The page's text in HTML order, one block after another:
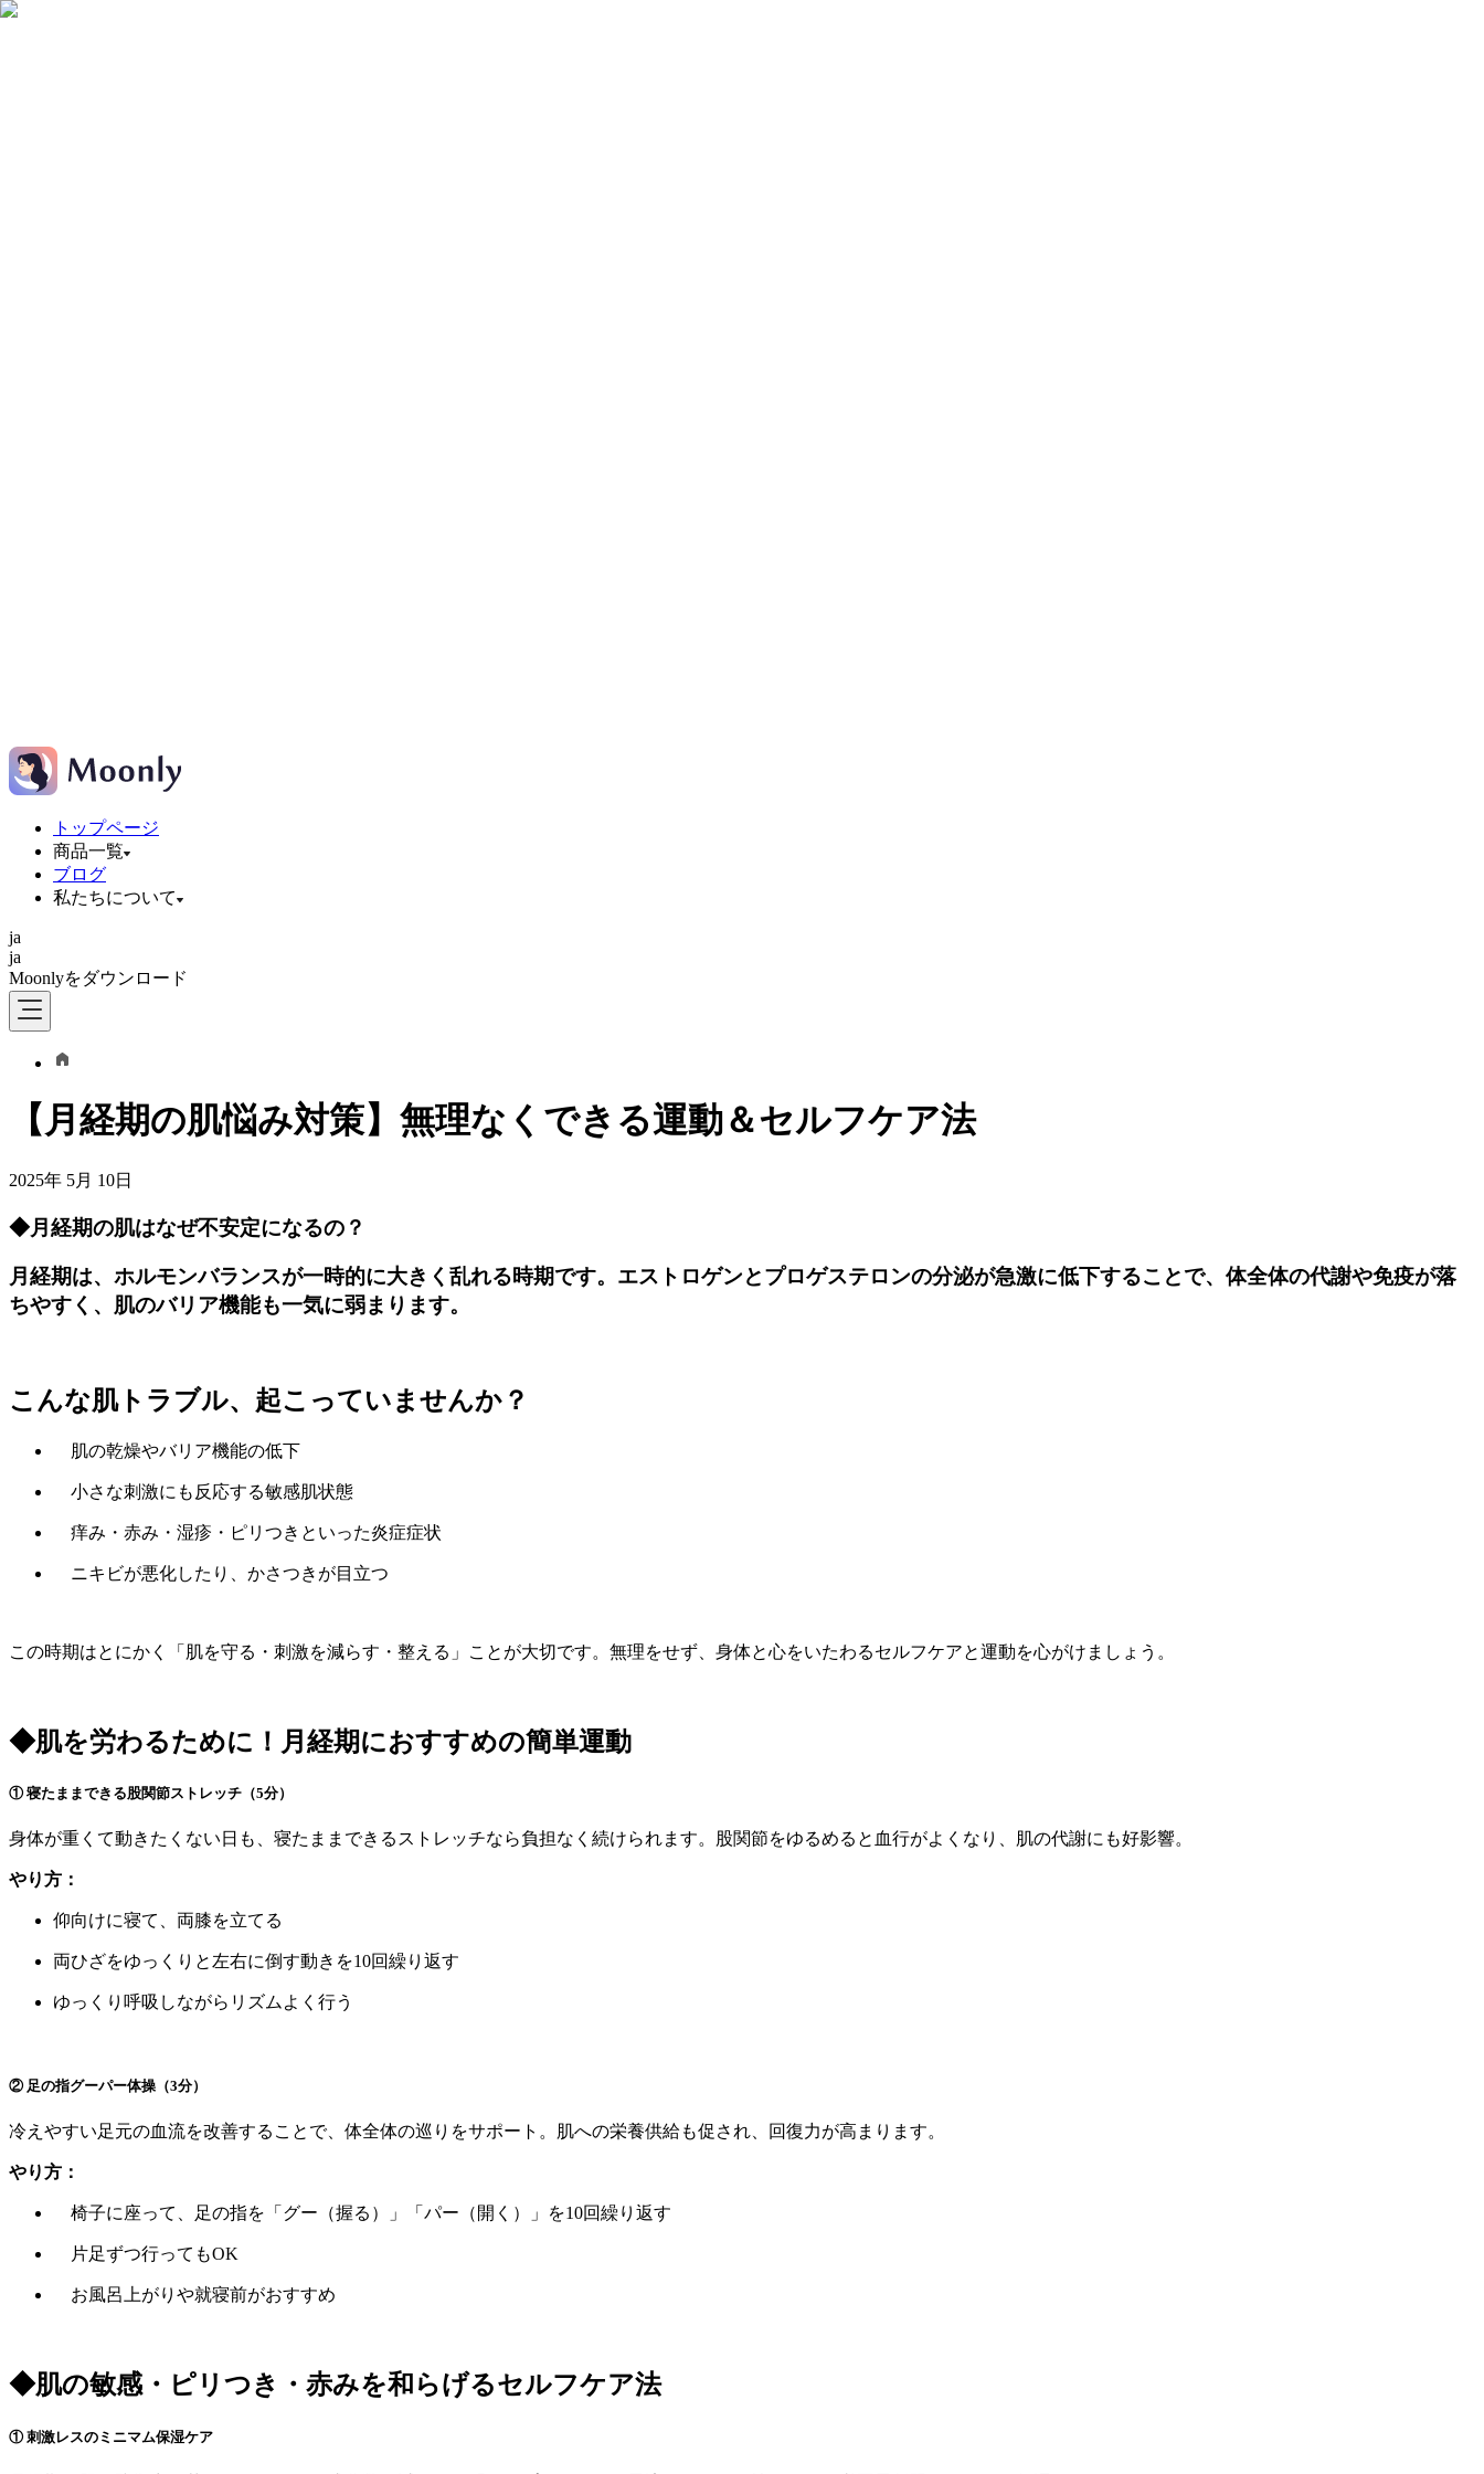
トップページ
商品一覧
ブログ
私たちについて
ja
ja
Moonlyをダウンロード
【月経期の肌悩み対策】無理なくできる運動＆セルフケア法
2025年 5月 10日
◆月経期の肌はなぜ不安定になるの？
月経期は、ホルモンバランスが一時的に大きく乱れる時期です。エストロゲンとプロゲステロンの分泌が急激に低下することで、体全体の代謝や免疫が落
ちやすく、肌のバリア機能も一気に弱まります。
こんな肌トラブル、起こっていませんか？
肌の乾燥やバリア機能の低下
小さな刺激にも反応する敏感肌状態
痒み・赤み・湿疹・ピリつきといった炎症症状
ニキビが悪化したり、かさつきが目立つ
この時期はとにかく「肌を守る・刺激を減らす・整える」ことが大切です。無理をせず、身体と心をいたわるセルフケアと運動を心がけましょう。
◆肌を労わるために！月経期におすすめの簡単運動
① 寝たままできる股関節ストレッチ（5分）
身体が重くて動きたくない日も、寝たままできるストレッチなら負担なく続けられます。股関節をゆるめると血行がよくなり、肌の代謝にも好影響。
やり方：
仰向けに寝て、両膝を立てる
両ひざをゆっくりと左右に倒す動きを10回繰り返す
ゆっくり呼吸しながらリズムよく行う
② 足の指グーパー体操（3分）
冷えやすい足元の血流を改善することで、体全体の巡りをサポート。肌への栄養供給も促され、回復力が高まります。
やり方：
椅子に座って、足の指を「グー（握る）」「パー（開く）」を10回繰り返す
片足ずつ行ってもOK
お風呂上がりや就寝前がおすすめ
◆肌の敏感・ピリつき・赤みを和らげるセルフケア法
① 刺激レスのミニマム保湿ケア